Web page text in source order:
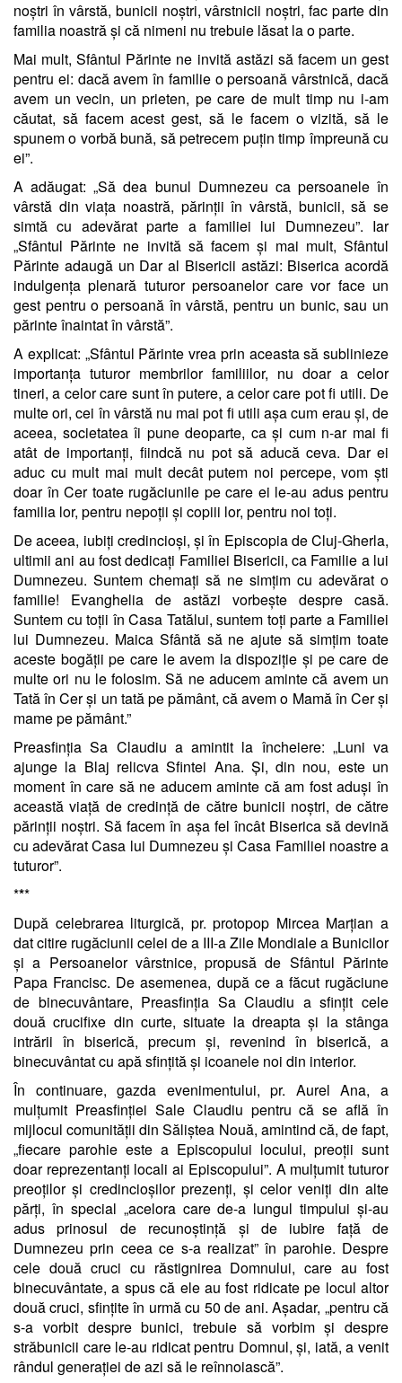
noștri în vârstă, bunicii noștri, vârstnicii noștri, fac parte din
familia noastră și că nimeni nu trebuie lăsat la o parte.
Mai mult, Sfântul Părinte ne invită astăzi să facem un gest
pentru ei: dacă avem în familie o persoană vârstnică, dacă
avem un vecin, un prieten, pe care de mult timp nu i-am
căutat, să facem acest gest, să le facem o vizită, să le
spunem o vorbă bună, să petrecem puțin timp împreună cu
ei”.
A adăugat: „Să dea bunul Dumnezeu ca persoanele în
vârstă din viața noastră, părinții în vârstă, bunicii, să se
simtă cu adevărat parte a familiei lui Dumnezeu”. Iar
„Sfântul Părinte ne invită să facem și mai mult, Sfântul
Părinte adaugă un Dar al Bisericii astăzi: Biserica acordă
indulgența plenară tuturor persoanelor care vor face un
gest pentru o persoană în vârstă, pentru un bunic, sau un
părinte înaintat în vârstă”.
A explicat: „Sfântul Părinte vrea prin aceasta să sublinieze
importanța tuturor membrilor familiilor, nu doar a celor
tineri, a celor care sunt în putere, a celor care pot fi utili. De
multe ori, cei în vârstă nu mai pot fi utili așa cum erau și, de
aceea, societatea îi pune deoparte, ca și cum n-ar mai fi
atât de importanți, fiindcă nu pot să aducă ceva. Dar ei
aduc cu mult mai mult decât putem noi percepe, vom ști
doar în Cer toate rugăciunile pe care ei le-au adus pentru
familia lor, pentru nepoții și copiii lor, pentru noi toți.
De aceea, iubiți credincioși, și în Episcopia de Cluj-Gherla,
ultimii ani au fost dedicați Familiei Bisericii, ca Familie a lui
Dumnezeu. Suntem chemați să ne simțim cu adevărat o
familie! Evanghelia de astăzi vorbește despre casă.
Suntem cu toții în Casa Tatălui, suntem toți parte a Familiei
lui Dumnezeu. Maica Sfântă să ne ajute să simțim toate
aceste bogății pe care le avem la dispoziție și pe care de
multe ori nu le folosim. Să ne aducem aminte că avem un
Tată în Cer și un tată pe pământ, că avem o Mamă în Cer și
mame pe pământ.”
Preasfinția Sa Claudiu a amintit la încheiere: „Luni va
ajunge la Blaj relicva Sfintei Ana. Și, din nou, este un
moment în care să ne aducem aminte că am fost aduși în
această viață de credință de către bunicii noștri, de către
părinții noștri. Să facem în așa fel încât Biserica să devină
cu adevărat Casa lui Dumnezeu și Casa Familiei noastre a
tuturor”.
***
După celebrarea liturgică, pr. protopop Mircea Marțian a
dat citire rugăciunii celei de a III-a Zile Mondiale a Bunicilor
și a Persoanelor vârstnice, propusă de Sfântul Părinte
Papa Francisc. De asemenea, după ce a făcut rugăciune
de binecuvântare, Preasfinția Sa Claudiu a sfințit cele
două crucifixe din curte, situate la dreapta și la stânga
intrării în biserică, precum și, revenind în biserică, a
binecuvântat cu apă sfințită și icoanele noi din interior.
În continuare, gazda evenimentului, pr. Aurel Ana, a
mulțumit Preasfinției Sale Claudiu pentru că se află în
mijlocul comunității din Săliștea Nouă, amintind că, de fapt,
„fiecare parohie este a Episcopului locului, preoții sunt
doar reprezentanți locali ai Episcopului”. A mulțumit tuturor
preoților și credincioșilor prezenți, și celor veniți din alte
părți, în special „acelora care de-a lungul timpului și-au
adus prinosul de recunoștință și de iubire față de
Dumnezeu prin ceea ce s-a realizat” în parohie. Despre
cele două cruci cu răstignirea Domnului, care au fost
binecuvântate, a spus că ele au fost ridicate pe locul altor
două cruci, sfințite în urmă cu 50 de ani. Așadar, „pentru că
s-a vorbit despre bunici, trebuie să vorbim și despre
străbunicii care le-au ridicat pentru Domnul, și, iată, a venit
rândul generației de azi să le reînnoiască”.